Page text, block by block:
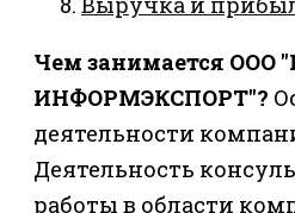
Чем занимается ООО
ИНФОРМЭКСПОРТ"?
деятельности
Деятельность
работы в области